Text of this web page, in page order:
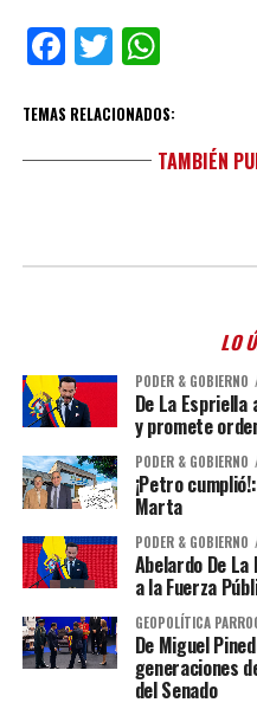
Facebook
Twitter
TEMAS RELACIONADOS:
TAMBIÉN
LO
PODER & GOBIERNO
De La
y promete
PODER & GOBIERNO
¡Petro
Marta
PODER & GOBIERNO
Abelardo De
a la Fuerza
GEOPOLÍTICA
De Miguel
generaciones
del Senado